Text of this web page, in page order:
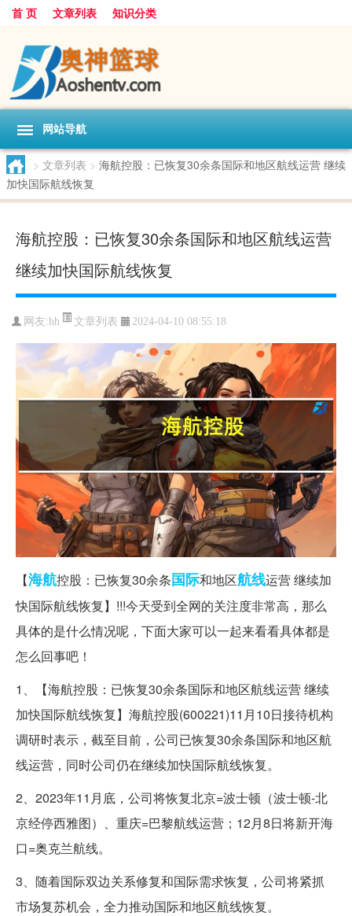
首 页 文章列表 知识分类
网站导航
> 文章列表 > 海航控股：已恢复30余条国际和地区航线运营 继续
加快国际航线恢复
海航控股：已恢复30余条国际和地区航线运营
继续加快国际航线恢复
网友:hh 文章列表 2024-04-10 08:55:18
【海航控股：已恢复30余条国际和地区航线运营 继续加
快国际航线恢复】!!!今天受到全网的关注度非常高，那么
具体的是什么情况呢，下面大家可以一起来看看具体都是
怎么回事吧！
1、【海航控股：已恢复30余条国际和地区航线运营 继续
加快国际航线恢复】海航控股(600221)11月10日接待机构
调研时表示，截至目前，公司已恢复30余条国际和地区航
线运营，同时公司仍在继续加快国际航线恢复。
2、2023年11月底，公司将恢复北京=波士顿（波士顿-北
京经停西雅图）、重庆=巴黎航线运营；12月8日将新开海
口=奥克兰航线。
3、随着国际双边关系修复和国际需求恢复，公司将紧抓
市场复苏机会，全力推动国际和地区航线恢复。